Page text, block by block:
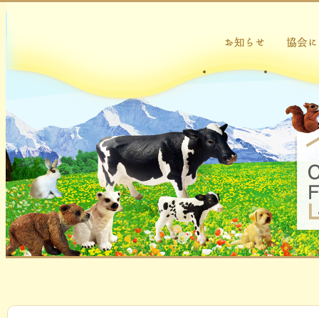
一般社団法人 日本
チーズ・フォンデ
ュ協会
お知らせ
チーズ・
協会につ